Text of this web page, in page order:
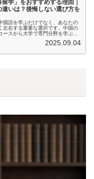
学」をおすすめする理由｜
いは？後悔しない選び方を
国語を学ぶだけでなく、あなたの
左右する重要な選択です。中国の
スから大学で専門分野を学ぶコ
2025.09.04